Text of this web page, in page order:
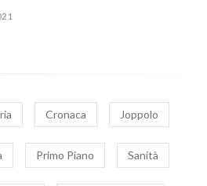
Cronaca Joppolo
Primo Piano Sanità